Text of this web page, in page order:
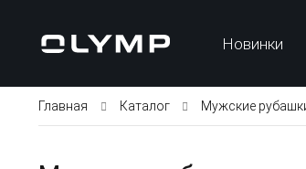
Новинки
Главная Каталог Мужские